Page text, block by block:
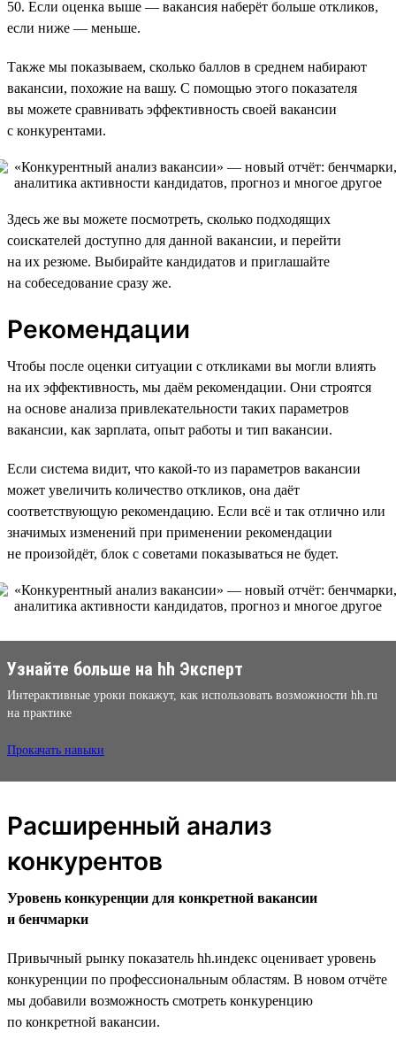
50. Если оценка выше — вакансия наберёт больше откликов,
если ниже — меньше.
Также мы показываем, сколько баллов в среднем набирают
вакансии, похожие на вашу. С помощью этого показателя
вы можете сравнивать эффективность своей вакансии
с конкурентами.
Здесь же вы можете посмотреть, сколько подходящих
соискателей доступно для данной вакансии, и перейти
на их резюме. Выбирайте кандидатов и приглашайте
на собеседование сразу же.
Рекомендации
Чтобы после оценки ситуации с откликами вы могли влиять
на их эффективность, мы даём рекомендации. Они строятся
на основе анализа привлекательности таких параметров
вакансии, как зарплата, опыт работы и тип вакансии.
Если система видит, что какой-то из параметров вакансии
может увеличить количество откликов, она даёт
соответствующую рекомендацию. Если всё и так отлично или
значимых изменений при применении рекомендации
не произойдёт, блок с советами показываться не будет.
Узнайте больше на hh Эксперт
Интерактивные уроки покажут, как использовать возможности hh.ru
на практике
Прокачать навыки
Расширенный анализ
конкурентов
Уровень конкуренции для конкретной вакансии
и бенчмарки
Привычный рынку показатель hh.индекс оценивает уровень
конкуренции по профессиональным областям. В новом отчёте
мы добавили возможность смотреть конкуренцию
по конкретной вакансии.